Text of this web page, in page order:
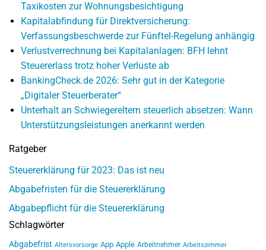
Taxikosten zur Wohnungsbesichtigung
Kapitalabfindung für Direktversicherung:
Verfassungsbeschwerde zur Fünftel-Regelung anhängig
Verlustverrechnung bei Kapitalanlagen: BFH lehnt
Steuererlass trotz hoher Verluste ab
BankingCheck.de 2026: Sehr gut in der Kategorie
„Digitaler Steuerberater“
Unterhalt an Schwiegereltern steuerlich absetzen: Wann
Unterstützungsleistungen anerkannt werden
Ratgeber
Steuererklärung für 2023: Das ist neu
Abgabefristen für die Steuererklärung
Abgabepflicht für die Steuererklärung
Schlagwörter
Abgabefrist Altersvorsorge App Apple Arbeitnehmer Arbeitszimmer